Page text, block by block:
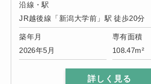
沿線・駅
JR越後線「新潟大学前」駅 徒歩20分
築年月
2026年5月
専有面積
108.47m²
詳しく見る